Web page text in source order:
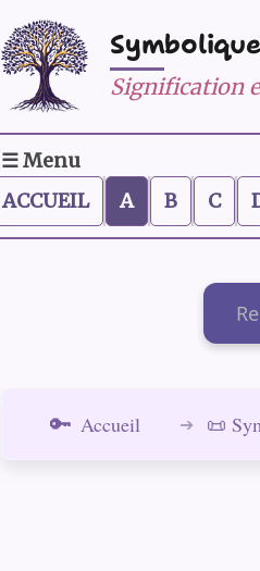
Signification
☰ Menu
ACCUEIL
A B C
Accueil 📜